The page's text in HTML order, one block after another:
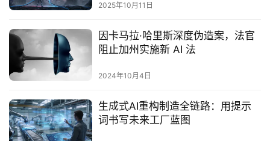
2025年10月11日
因卡马拉·哈里斯深度伪造案，法官
阻止加州实施新 AI 法
2024年10月4日
生成式AI重构制造全链路：用提示
词书写未来工厂蓝图